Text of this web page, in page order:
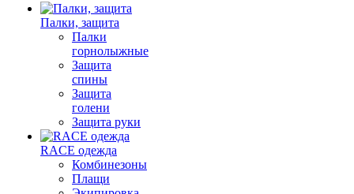
Палки, защита
Палки
горнолыжные
Защита
спины
Защита
голени
Защита руки
RACE одежда
Комбинезоны
Плащи